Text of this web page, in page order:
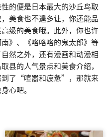
的便是日本最大的沙丘鸟取
美食也不遑多让，你还能品
级的美食哦。此外，你也许
》、《咯咯咯的鬼太郎》等
然之外，还有漫画和动漫相
县的人气景点和美食介绍，
到了“喧嚣和疲惫”，那就来
心吧。